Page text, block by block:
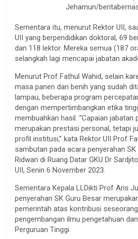
Jehamun/
Sementara itu, menurut Rektor UII,
UII yang berpendidikan doktoral, 69
dan 118 lektor. Mereka semua (187
selangkah lagi mencapai jabatan
Menurut Prof Fathul Wahid, selain
masa panen dari benih yang sudah
lampau, beberapa program
dengan mempertimbangkan etika
membuahkan hasil. “Capaian
merupakan prestasi personal, tetapi
profil institusi,” kata Rektor UII Prof
sambutan pada acara penyerahan
Ridwan di Ruang Datar GKU Dr
UII, Senin 6 November 2023.
Sementara Kepala LLDikti Prof Aris
penyerahan SK Guru Besar
pemerintah atas kontribusi
pengembangan ilmu pengetahuan
Perguruan Tinggi.